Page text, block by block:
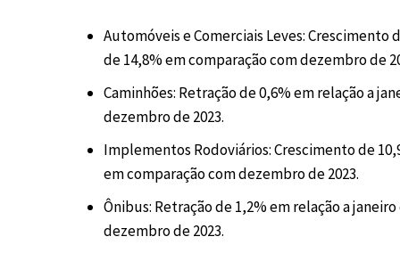
Automóveis e Comerciais Leves: Crescimento
de 14,8% em comparação com dezembro de
Caminhões: Retração de 0,6% em relação a
dezembro de 2023.
Implementos Rodoviários: Crescimento de
em comparação com dezembro de 2023.
Ônibus: Retração de 1,2% em relação a
dezembro de 2023.